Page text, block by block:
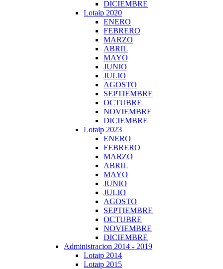
DICIEMBRE
Lotaip 2020
ENERO
FEBRERO
MARZO
ABRIL
MAYO
JUNIO
JULIO
AGOSTO
SEPTIEMBRE
OCTUBRE
NOVIEMBRE
DICIEMBRE
Lotaip 2023
ENERO
FEBRERO
MARZO
ABRIL
MAYO
JUNIO
JULIO
AGOSTO
SEPTIEMBRE
OCTUBRE
NOVIEMBRE
DICIEMBRE
Administracion 2014 - 2019
Lotaip 2014
Lotaip 2015